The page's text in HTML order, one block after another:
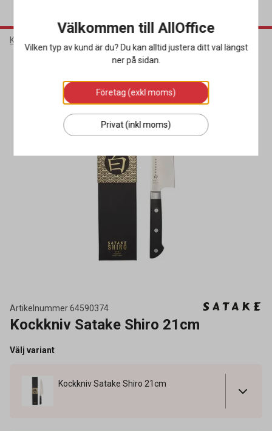
Kök & Servering
Artikelnummer64590374
Kockkniv Satake Shiro 21cm
Välj variant
Kockkniv Satake Shiro 21cm
Välkommen till AllOffice
Vilken typ av kund är du? Du kan alltid justera ditt val längst
ner på sidan.
Företag (exkl moms)
Privat (inkl moms)